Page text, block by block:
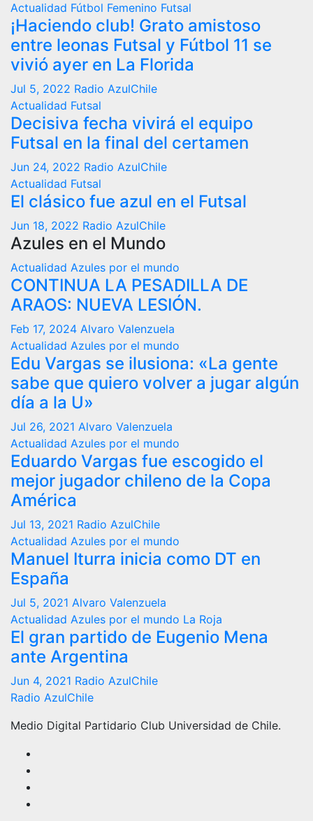
Actualidad Fútbol Femenino Futsal
¡Haciendo club! Grato amistoso
entre leonas Futsal y Fútbol 11 se
vivió ayer en La Florida
Jul 5, 2022 Radio AzulChile
Actualidad Futsal
Decisiva fecha vivirá el equipo
Futsal en la final del certamen
Jun 24, 2022 Radio AzulChile
Actualidad Futsal
El clásico fue azul en el Futsal
Jun 18, 2022 Radio AzulChile
Azules en el Mundo
Actualidad Azules por el mundo
CONTINUA LA PESADILLA DE
ARAOS: NUEVA LESIÓN.
Feb 17, 2024 Alvaro Valenzuela
Actualidad Azules por el mundo
Edu Vargas se ilusiona: «La gente
sabe que quiero volver a jugar algún
día a la U»
Jul 26, 2021 Alvaro Valenzuela
Actualidad Azules por el mundo
Eduardo Vargas fue escogido el
mejor jugador chileno de la Copa
América
Jul 13, 2021 Radio AzulChile
Actualidad Azules por el mundo
Manuel Iturra inicia como DT en
España
Jul 5, 2021 Alvaro Valenzuela
Actualidad Azules por el mundo La Roja
El gran partido de Eugenio Mena
ante Argentina
Jun 4, 2021 Radio AzulChile
Radio AzulChile
Medio Digital Partidario Club Universidad de Chile.